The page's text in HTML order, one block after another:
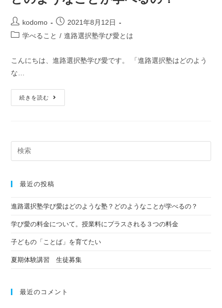
kodomo
2021年8月12日
学べること / 進路選択塾学び愛とは
こんにちは、進路選択塾学び愛です。 「進路選択塾はどのよう
な…
続きを読む
最近の投稿
進路選択塾学び愛はどのような塾？どのようなことが学べるの？
学び愛の料金について。授業料にプラスされる３つの料金
子どもの「ことば」を育てたい
夏期体験講習 生徒募集
最近のコメント